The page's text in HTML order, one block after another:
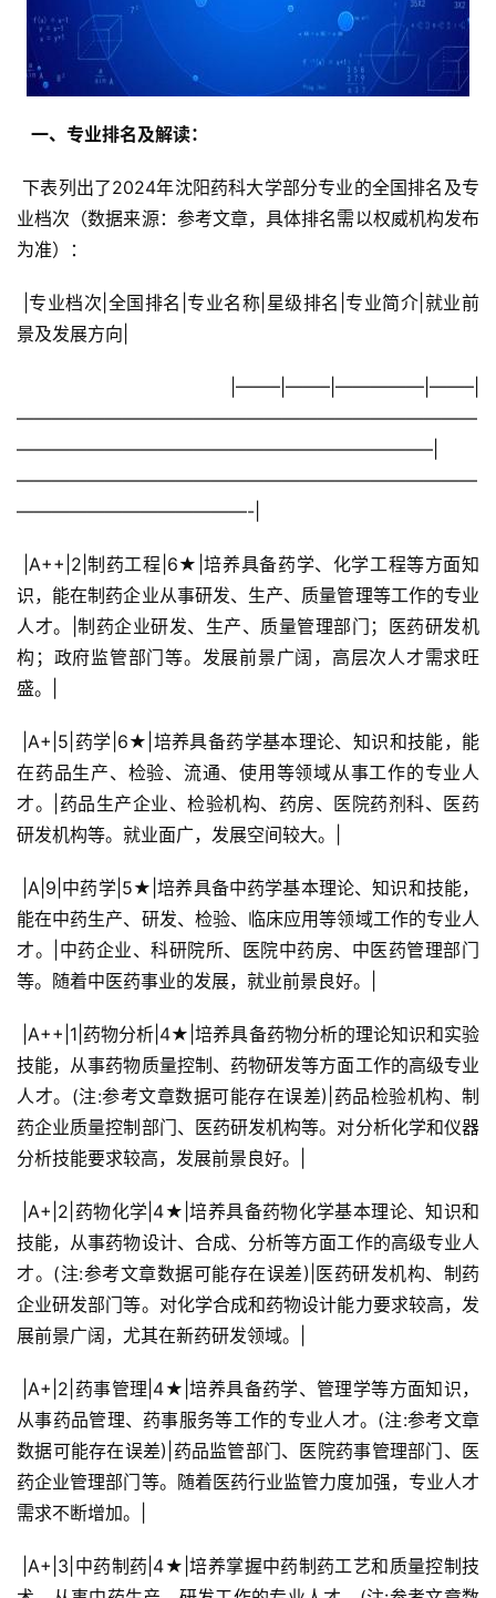
  一、专业排名及解读：
下表列出了2024年沈阳药科大学部分专业的全国排名及专
业档次（数据来源：参考文章，具体排名需以权威机构发布
为准）：
景及发展方向|
——————————————————————————
———————————————————————–|
——————————————————————————
—————————————-|
识，能在制药企业从事研发、生产、质量管理等工作的专业
人才。|制药企业研发、生产、质量管理部门；医药研发机
构；政府监管部门等。发展前景广阔，高层次人才需求旺
盛。|
在药品生产、检验、流通、使用等领域从事工作的专业人
才。|药品生产企业、检验机构、药房、医院药剂科、医药
研发机构等。就业面广，发展空间较大。|
能在中药生产、研发、检验、临床应用等领域工作的专业人
才。|中药企业、科研院所、医院中药房、中医药管理部门
等。随着中医药事业的发展，就业前景良好。|
技能，从事药物质量控制、药物研发等方面工作的高级专业
人才。(注:参考文章数据可能存在误差)|药品检验机构、制
药企业质量控制部门、医药研发机构等。对分析化学和仪器
分析技能要求较高，发展前景良好。|
技能，从事药物设计、合成、分析等方面工作的高级专业人
才。(注:参考文章数据可能存在误差)|医药研发机构、制药
企业研发部门等。对化学合成和药物设计能力要求较高，发
展前景广阔，尤其在新药研发领域。|
从事药品管理、药事服务等工作的专业人才。(注:参考文章
数据可能存在误差)|药品监管部门、医院药事管理部门、医
药企业管理部门等。随着医药行业监管力度加强，专业人才
需求不断增加。|